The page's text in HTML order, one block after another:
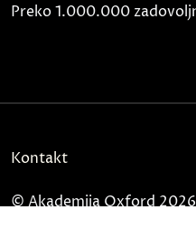
Preko 1.000.000
Kontakt
© Akademija Oxford2026